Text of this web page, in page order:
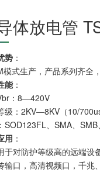
体放电管
势 ：
模式生产，产品系列齐全
能：
：8—420V
级：2KV—8KV（10/700us
SOD123FL、SMA、
用 ：
于对防护等级高的远端设
输口，高清视频口，千兆